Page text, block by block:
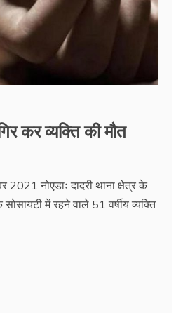
कर व्यक्ति की मौत
2021 नोएडाः दादरी थाना क्षेत्र के
में रहने वाले 51 वर्षीय व्यक्ति